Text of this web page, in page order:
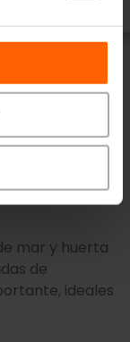
en
mar y huerta
de
ideales